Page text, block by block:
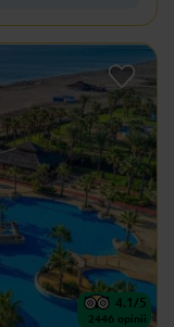
4.1/5
2446 opinii